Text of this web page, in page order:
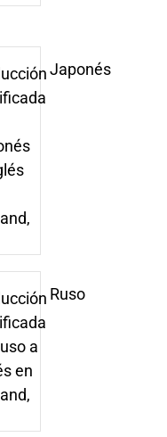
Japonés
Ruso